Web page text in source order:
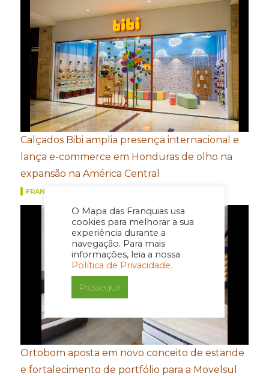
O Mapa das Franquias usa
cookies para melhorar a sua
experiência durante a
navegação. Para mais
informações, leia a nossa
Política de Privacidade.
Prosseguir
Calçados Bibi amplia presença internacional e
lança e-commerce em Honduras de olho na
expansão na América Central
FRANQUIAS
Ortobom aposta em novo conceito de estande
e fortalecimento de portfólio para a Movelsul